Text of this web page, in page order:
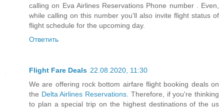
calling on Eva Airlines Reservations Phone number . Even,
while calling on this number you'll also invite flight status of
flight schedule for the upcoming day.
Ответить
Flight Fare Deals 22.08.2020, 11:30
We are offering rock bottom airfare flight booking deals on
the Delta Airlines Reservations . Therefore, if you're thinking
to plan a special trip on the highest destinations of the us